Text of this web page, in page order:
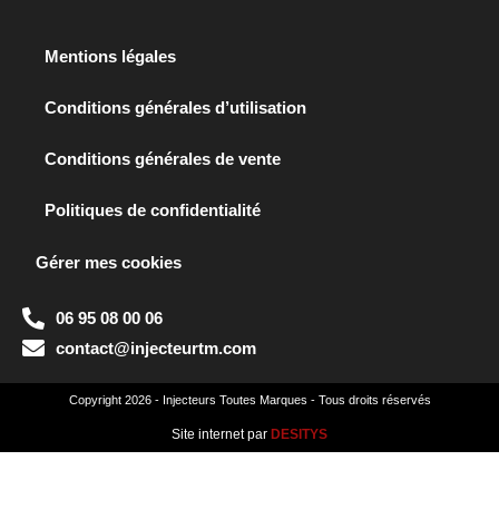
Mentions légales
Conditions générales d’utilisation
Conditions générales de vente
Politiques de confidentialité
Gérer mes cookies
06 95 08 00 06
contact@injecteurtm.com
Copyright 2026 - Injecteurs Toutes Marques - Tous droits réservés
Site internet par DESITYS